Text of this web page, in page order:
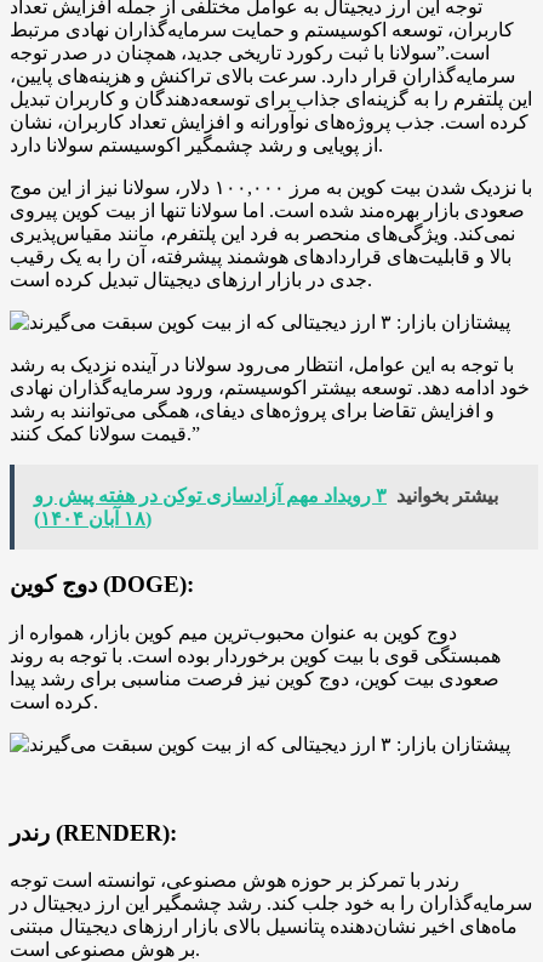
توجه این ارز دیجیتال به عوامل مختلفی از جمله افزایش تعداد
کاربران، توسعه اکوسیستم و حمایت سرمایه‌گذاران نهادی مرتبط
است.”سولانا با ثبت رکورد تاریخی جدید، همچنان در صدر توجه
سرمایه‌گذاران قرار دارد. سرعت بالای تراکنش و هزینه‌های پایین،
این پلتفرم را به گزینه‌ای جذاب برای توسعه‌دهندگان و کاربران تبدیل
کرده است. جذب پروژه‌های نوآورانه و افزایش تعداد کاربران، نشان
از پویایی و رشد چشمگیر اکوسیستم سولانا دارد.
با نزدیک شدن بیت کوین به مرز ۱۰۰,۰۰۰ دلار، سولانا نیز از این موج
صعودی بازار بهره‌مند شده است. اما سولانا تنها از بیت کوین پیروی
نمی‌کند. ویژگی‌های منحصر به فرد این پلتفرم، مانند مقیاس‌پذیری
بالا و قابلیت‌های قراردادهای هوشمند پیشرفته، آن را به یک رقیب
جدی در بازار ارزهای دیجیتال تبدیل کرده است.
با توجه به این عوامل، انتظار می‌رود سولانا در آینده نزدیک به رشد
خود ادامه دهد. توسعه بیشتر اکوسیستم، ورود سرمایه‌گذاران نهادی
و افزایش تقاضا برای پروژه‌های دیفای، همگی می‌توانند به رشد
قیمت سولانا کمک کنند.”
بیشتر بخوانید
۳ رویداد مهم آزادسازی توکن در هفته پیش رو
(۱۸ آبان ۱۴۰۴)
دوج کوین (DOGE):
دوج کوین به عنوان محبوب‌ترین میم کوین بازار، همواره از
همبستگی قوی با بیت کوین برخوردار بوده است. با توجه به روند
صعودی بیت کوین، دوج کوین نیز فرصت مناسبی برای رشد پیدا
کرده است.
رندر (RENDER):
رندر با تمرکز بر حوزه هوش مصنوعی، توانسته است توجه
سرمایه‌گذاران را به خود جلب کند. رشد چشمگیر این ارز دیجیتال در
ماه‌های اخیر نشان‌دهنده پتانسیل بالای بازار ارزهای دیجیتال مبتنی
بر هوش مصنوعی است.